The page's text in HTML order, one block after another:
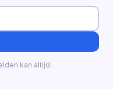
kan altijd.